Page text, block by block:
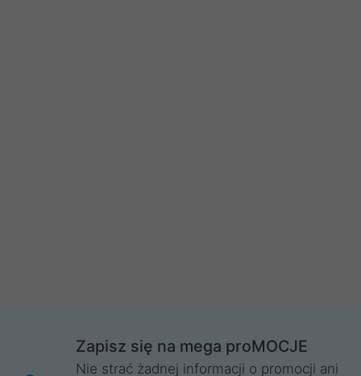
Zapisz się na mega proMOCJE
Nie strać żadnej informacji o promocji ani